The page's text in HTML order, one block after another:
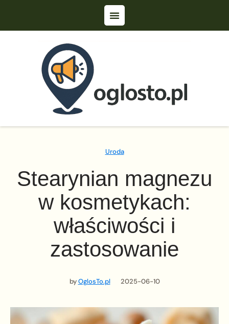
Uroda
Stearynian magnezu
w kosmetykach:
właściwości i
zastosowanie
byOglosTo.pl 2025-06-10